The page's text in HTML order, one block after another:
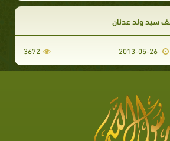
سيد ولد عدنان
3672